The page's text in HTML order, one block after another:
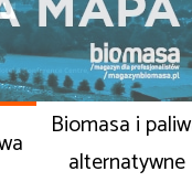
Biomasa i
alternatywne